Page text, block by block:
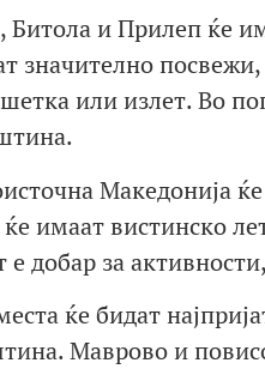
Битола и Прилеп ќе
значително
или излет. Во
Македонија
имаат вистинско
добар за
ќе бидат
Маврово и